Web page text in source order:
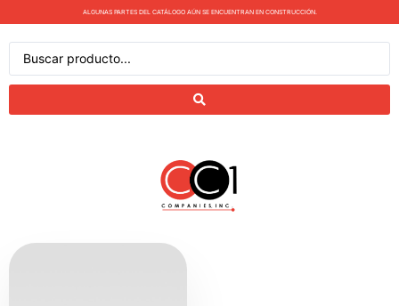
ALGUNAS PARTES DEL CATÁLOGO AÚN SE ENCUENTRAN EN CONSTRUCCIÓN.